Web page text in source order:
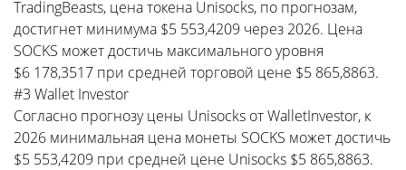
TradingBeasts, цена токена Unisocks, по прогнозам,
достигнет минимума $5 553,4209 через 2026. Цена
SOCKS может достичь максимального уровня
$6 178,3517 при средней торговой цене $5 865,8863.
#3 Wallet Investor
Согласно прогнозу цены Unisocks от WalletInvestor, к
2026 минимальная цена монеты SOCKS может достичь
$5 553,4209 при средней цене Unisocks $5 865,8863.